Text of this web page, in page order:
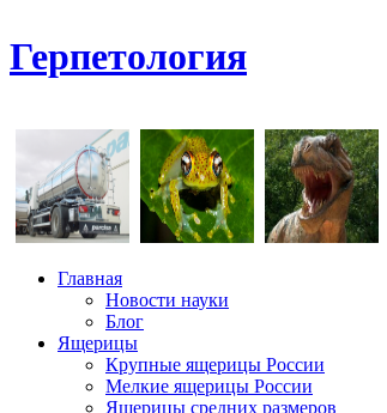
Герпетология
Главная
Новости науки
Блог
Ящерицы
Крупные ящерицы России
Мелкие ящерицы России
Ящерицы средних размеров